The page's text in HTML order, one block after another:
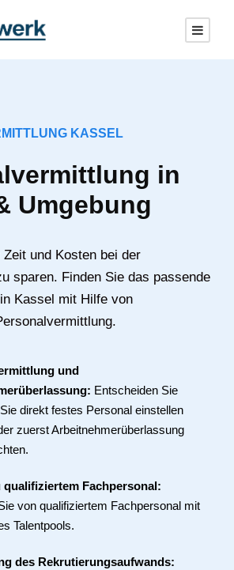
KASSEL
in
Umgebung
und Kosten bei der
sparen. Finden Sie das passende
Kassel mit Hilfe von
und
Entscheiden Sie
direkt festes Personal einstellen
zuerst Arbeitnehmerüberlassung
qualifiziertem Fachpersonal:
von qualifiziertem Fachpersonal mit
Talentpools.
des Rekrutierungsaufwands: